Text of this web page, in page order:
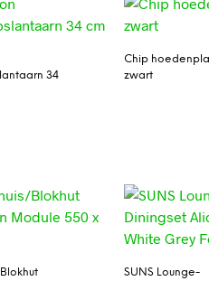
34
Chip
zwart
SUNS Lounge-